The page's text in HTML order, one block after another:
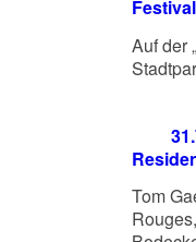
Festival
Auf der
Tom